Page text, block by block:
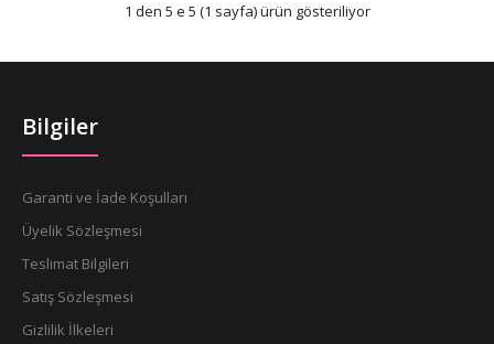
1 den 5 e 5 (1 sayfa) ürün gösteriliyor
Bilgiler
Garanti ve İade Koşulları
Üyelik Sözleşmesi
Teslimat Bilgileri
Satış Sözleşmesi
Gizlilik İlkeleri